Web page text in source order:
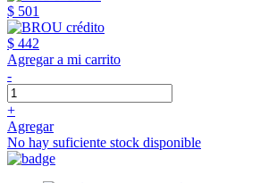
$ 501
$ 442
Agregar a mi carrito
-
+
Agregar
No hay suficiente stock disponible